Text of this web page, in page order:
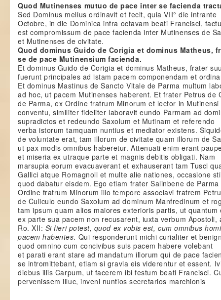
Quod Mutinenses mutuo de pace inter se facienda
Sed Dominus melius ordinavit et fecit, quia VII° die intrante
Octobre, in die Dominica infra octavam beati Francisci,
est compromissum de pace facienda inter Mutinenses de
et Mutinenses de civitate.
Quod dominus Guido de Corigia et dominus Matheus,
se de pace Mutinensium facienda.
Et dominus Guido de Corigia et dominus Matheus, frater
fuerunt principales ad istam pacem componendam et
Et dominus Mastinus de Sancto Vitale de Parma multum
ad hoc, ut pacem Mutinenses haberent. Et frater Petrus de
de Parma, ex Ordine fratrum Minorum et lector in Mutinensi
conventu, similiter fideliter laboravit eundo Parmam ad
supradictos et redeundo Saxolum et Mutinam et referendo
verba istorum tamquam nuntius et mediator existens.
de voluntate erat, tam illorum de civitate quam illorum de
ut pax modis omnibus haberetur. Attenuati enim erant
et miseria ex utraque parte et magnis debitis obligati. Nam
marsupia eorum evacuaverant et exhauserant tam Tusci
Gallici atque Romagnoli et multe alie nationes, occasione
quod dabatur eisdem. Ego etiam frater Salinbene de Parma
Ordine fratrum Minorum illo tempore associavi fratrem
de Culiculo eundo Saxolum ad dominum Manfredinum et
tam ipsum quam alios maiores exterioris partis, ut quantum
ex parte sua pacem non recusarent, iuxta verbum Apostoli,
Ro. XII: Si fieri potest, quod ex vobis est, cum omnibus
pacem habentes. Qui responderunt michi curialiter et
quod omnino cum concivibus suis pacem habere volebant
et parati erant stare ad mandatum illorum qui de pace
se intromittebant, etiam si gravia eis viderentur et essent.
diebus illis Carpum, ut facerem ibi festum beati Francisci.
pervenissem illuc, inveni nuntios secretarios marchionis